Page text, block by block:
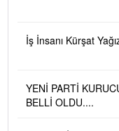
İş İnsanı Kürşat
YENİ PARTİ
BELLİ OLDU....